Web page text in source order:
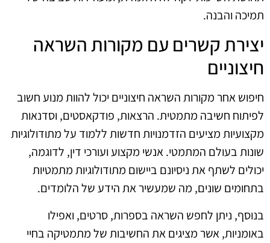
תמיכה והבנה.
יצירת קשרים עם מקורות השראה
חיצוניים
חיפוש אחר מקורות השראה חיצוניים יכול להוות מנוע חשוב
לפיתוח חשיבה מתמטית. הרצאות, פודקאסטים, וסדנאות
מקצועיות מציעים הזדמנויות חדשות ללמוד על מתודולוגיות
שונות בעולם המתמטי. אנשי מקצוע ועורכי דין, לדוגמה,
יכולים לשתף את ניסיונם ביישום מתודולוגיות מתמטיות
בתחומים שונים, מה שמעשיר את הידע של הלומדים.
בנוסף, ניתן לחפש השראה בספרות, סרטים, ואפילו
באומניות, אשר מציגים את החשיבות של מתמטיקה בחיי